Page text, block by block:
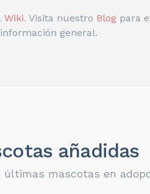
Wiki. Visita nuestro Blog para
general.
añadidas
mascotas en